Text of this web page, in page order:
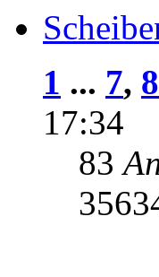
1 ... 7, 8
17:34
83